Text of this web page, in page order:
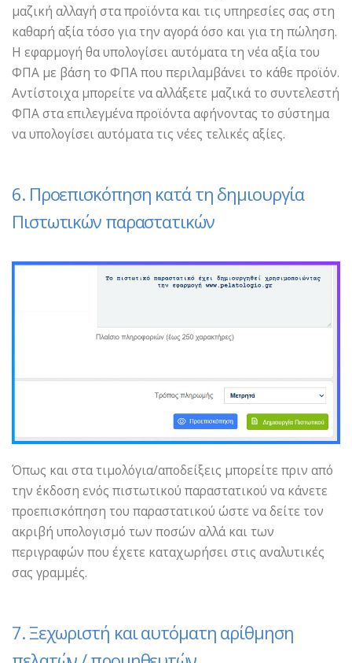
μαζική αλλαγή στα προϊόντα και τις υπηρεσίες σας στη
καθαρή αξία τόσο για την αγορά όσο και για τη πώληση.
Η εφαρμογή θα υπολογίσει αυτόματα τη νέα αξία του
ΦΠΑ με βάση το ΦΠΑ που περιλαμβάνει το κάθε προϊόν.
Αντίστοιχα μπορείτε να αλλάξετε μαζικά το συντελεστή
ΦΠΑ στα επιλεγμένα προϊόντα αφήνοντας το σύστημα
να υπολογίσει αυτόματα τις νέες τελικές αξίες.
6. Προεπισκόπηση κατά τη δημιουργία
Πιστωτικών παραστατικών
Όπως και στα τιμολόγια/αποδείξεις μπορείτε πριν από
την έκδοση ενός πιστωτικού παραστατικού να κάνετε
προεπισκόπηση του παραστατικού ώστε να δείτε τον
ακριβή υπολογισμό των ποσών αλλά και των
περιγραφών που έχετε καταχωρήσει στις αναλυτικές
σας γραμμές.
7. Ξεχωριστή και αυτόματη αρίθμηση